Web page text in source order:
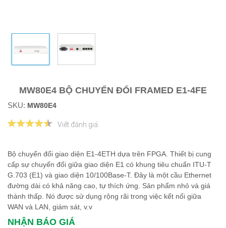
MW80E4 BỘ CHUYỂN ĐỔI FRAMED E1-4FE
SKU: MW80E4
Viết đánh giá
Bộ chuyển đổi giao diện E1-4ETH dựa trên FPGA. Thiết bị cung
cấp sự chuyển đổi giữa giao diện E1 có khung tiêu chuẩn ITU-T
G.703 (E1) và giao diện 10/100Base-T. Đây là một cầu Ethernet
đường dài có khả năng cao, tự thích ứng. Sản phẩm nhỏ và giá
thành thấp. Nó được sử dụng rộng rãi trong việc kết nối giữa
WAN và LAN, giám sát, v.v
NHẬN BÁO GIÁ